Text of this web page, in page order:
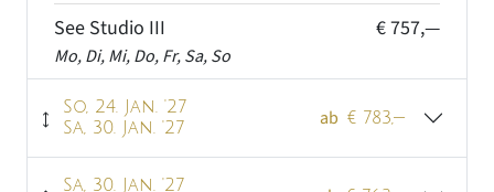
See Studio III
Mo, Di, Mi, Do, Fr, Sa, So
€ 757,—
So, 24. Jan. '27
Sa, 30. Jan. '27
ab € 783,—
Studio
Sa, 30. Jan. '27